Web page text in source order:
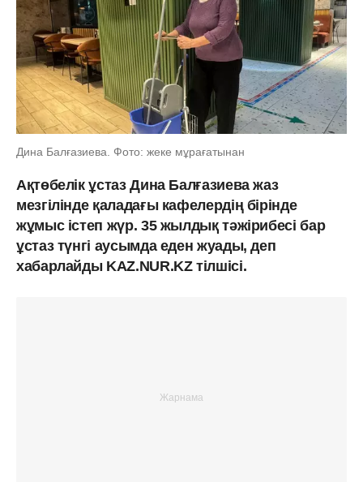
Дина Балғазиева. Фото: жеке мұрағатынан
Ақтөбелік ұстаз Дина Балғазиева жаз
мезгілінде қаладағы кафелердің бірінде
жұмыс істеп жүр. 35 жылдық тәжірибесі бар
ұстаз түнгі аусымда еден жуады, деп
хабарлайды KAZ.NUR.KZ тілшісі.